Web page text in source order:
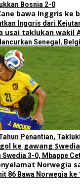
Bosnia 2-0
Inggris dari
Senegal,
Penantian,
3-0, Mbappe
86 Bawa Norwegia ke